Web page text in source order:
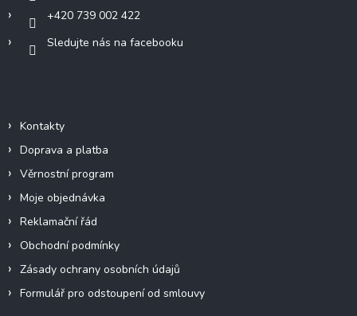
+420 739 002 422
Sledujte nás na facebooku
Kontakty
Doprava a platba
Věrnostní program
Moje objednávka
Reklamační řád
Obchodní podmínky
Zásady ochrany osobních údajů
Formulář pro odstoupení od smlouvy